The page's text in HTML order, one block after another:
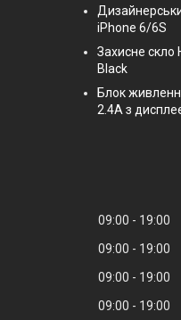
iPhone 6/6S
Захисне скло
Black
Блок
2.4A з
09:00
19:00
09:00
19:00
09:00
19:00
09:00
19:00